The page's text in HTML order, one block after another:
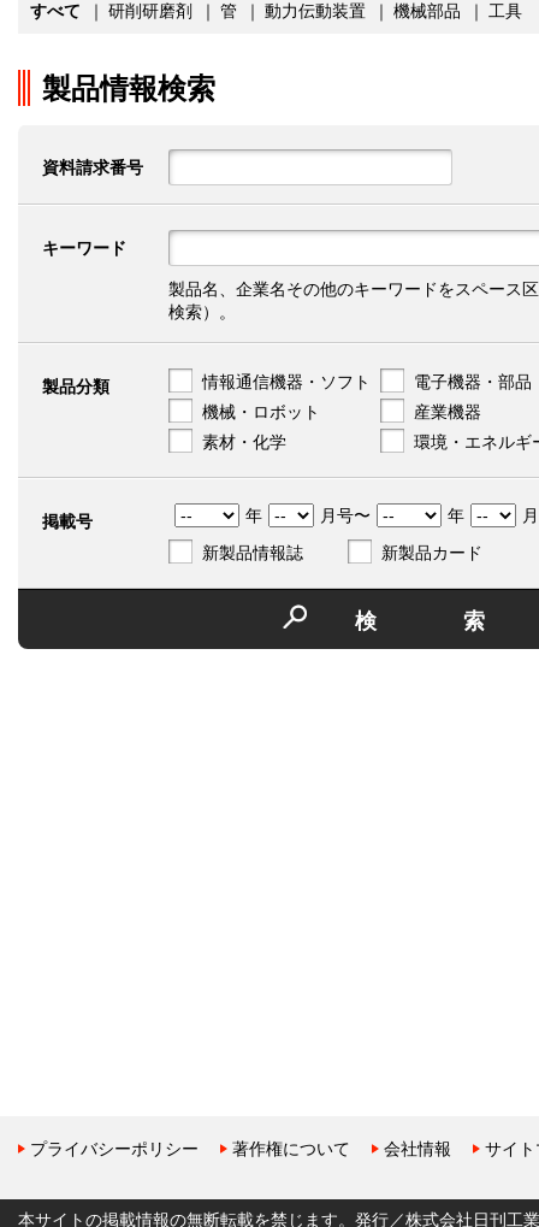
すべて ｜ 研削研磨剤 ｜ 管 ｜ 動力伝動装置 ｜ 機械部品 ｜ 工具
製品情報検索
資料請求番号
キーワード
製品名、企業名その他のキーワードをスペース
検索）。
製品分類 情報通信機器・ソフト
電子機器・部品
機械・ロボット
産業機器
素材・化学
環境・エネルギ
掲載号 年 月号〜 年
新製品情報誌
新製品カード
検
プライバシーポリシー 著作権について 会社情報 サイ
本サイトの掲載情報の無断転載を禁じます。発行／株式会社日刊